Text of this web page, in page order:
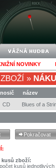
NOVINKY
»
nosič název
CD
Blues of a
kusů zboží:
kusů